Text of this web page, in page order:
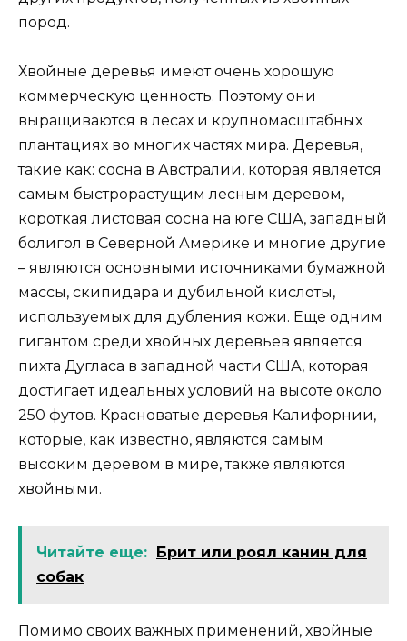
пород.
Хвойные деревья имеют очень хорошую
коммерческую ценность. Поэтому они
выращиваются в лесах и крупномасштабных
плантациях во многих частях мира. Деревья,
такие как: сосна в Австралии, которая является
самым быстрорастущим лесным деревом,
короткая листовая сосна на юге США, западный
болигол в Северной Америке и многие другие
– являются основными источниками бумажной
массы, скипидара и дубильной кислоты,
используемых для дубления кожи. Еще одним
гигантом среди хвойных деревьев является
пихта Дугласа в западной части США, которая
достигает идеальных условий на высоте около
250 футов. Красноватые деревья Калифорнии,
которые, как известно, являются самым
высоким деревом в мире, также являются
хвойными.
Читайте еще: Брит или роял канин для
собак
Помимо своих важных применений, хвойные